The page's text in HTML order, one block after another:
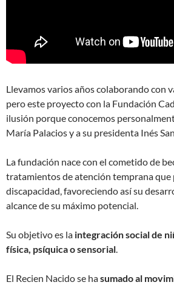
Llevamos varios años colaborando con
pero este proyecto con la Fundación
ilusión porque conocemos
María Palacios y a su presidenta Inés
La fundación nace con el cometido de
tratamientos de atención temprana que
discapacidad, favoreciendo así su
alcance de su máximo potencial.
Su objetivo es la integración social de
física, psíquica o sensorial.
El Recien Nacido se hasumado al